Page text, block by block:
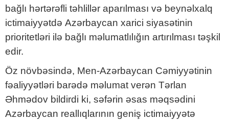
bağlı hərtərəfli təhlillər aparılması və beynəlxalq
ictimaiyyətdə Azərbaycan xarici siyasətinin
prioritetləri ilə bağlı məlumatlılığın artırılması təşkil
edir.
Öz növbəsində, Men-Azərbaycan Cəmiyyətinin
fəaliyyətləri barədə məlumat verən Tərlan
Əhmədov bildirdi ki, səfərin əsas məqsədini
Azərbaycan reallıqlarının geniş ictimaiyyətə